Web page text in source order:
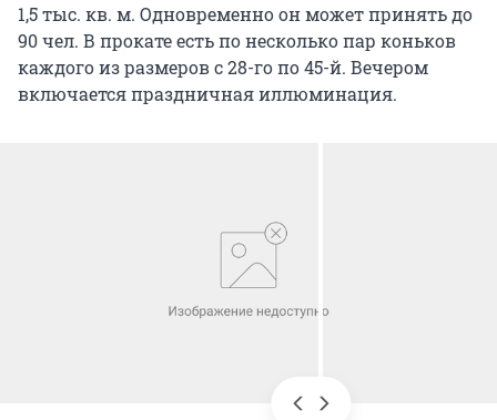
1,5 тыс. кв. м. Одновременно он может принять до
90 чел. В прокате есть по несколько пар коньков
каждого из размеров с 28-го по 45-й. Вечером
включается праздничная иллюминация.